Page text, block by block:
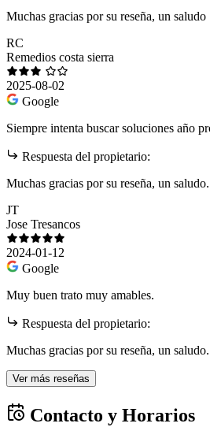
Muchas gracias por su reseña, un saludo
RC
Remedios costa sierra
2025-08-02
Google
Siempre intenta buscar soluciones año
Respuesta del propietario:
Muchas gracias por su reseña, un saludo.
JT
Jose Tresancos
2024-01-12
Google
Muy buen trato muy amables.
Respuesta del propietario:
Muchas gracias por su reseña, un saludo.
Ver más reseñas
Contacto y Horarios